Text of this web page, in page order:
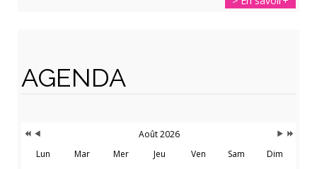
AGENDA
Août 2026
Lun
Mar Mer Jeu Ven Sam
Dim